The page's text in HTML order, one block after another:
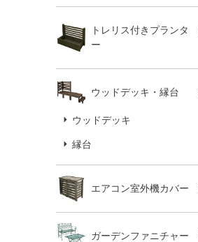
トレリス付きプランタ
ー
ウッドデッキ・縁台
ウッドデッキ
縁台
エアコン室外機カバー
ガーデンファニチャー